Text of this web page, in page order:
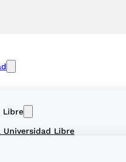
Universidad Libre
Libre